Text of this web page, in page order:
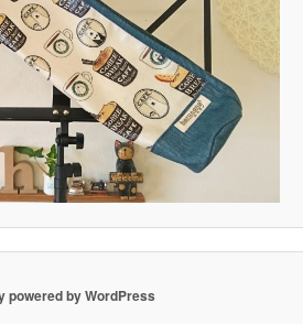
powered by WordPress